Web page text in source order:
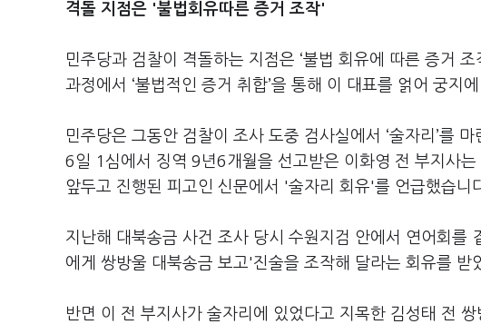
격돌 지점은 '불법회유따른 증거 조작'
민주당과 검찰이 격돌하는 지점은 ‘불법 회유에 따른 증거
과정에서 ‘불법적인 증거 취합’을 통해 이 대표를 얽어 궁지
민주당은 그동안 검찰이 조사 도중 검사실에서 ‘술자리’를
6일 1심에서 징역 9년6개월을 선고받은 이화영 전 부지사
앞두고 진행된 피고인 신문에서 '술자리 회유'를 언급했습니
지난해 대북송금 사건 조사 당시 수원지검 안에서 연어회를
에게 쌍방울 대북송금 보고'진술을 조작해 달라는 회유를 받
반면 이 전 부지사가 술자리에 있었다고 지목한 김성태 전